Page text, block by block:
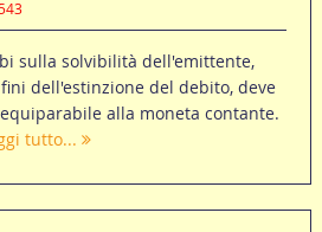
sulla solvibilità dell'emittente,
dell'estinzione del debito, deve
alla moneta contante.
tutto...